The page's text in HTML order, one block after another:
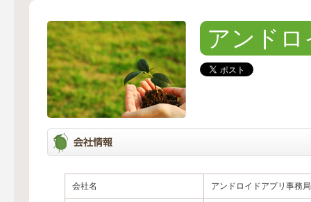
アンド
会社名 アンドロイドアプリ事務局